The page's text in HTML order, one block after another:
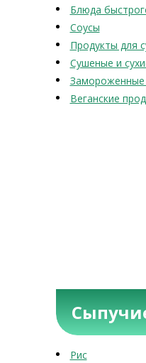
Блюда
Соусы
Продукты для
Сушеные и
Замороженные
Веганские
Рис